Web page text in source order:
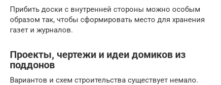
Прибить доски с внутренней стороны можно особым
образом так, чтобы сформировать место для хранения
газет и журналов.
Проекты, чертежи и идеи домиков из
поддонов
Вариантов и схем строительства существует немало.